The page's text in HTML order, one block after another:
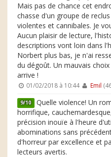
Mais pas de chance cet
chasse d'un groupe de
violentes et cannibales. Je
Aucun plaisir de lecture,
descriptions vont loin dans
Norbert plus bas, je n'ai
du dégoût. Un mauvais
arrive !
01/02/2018 à 10:44 Emil
9/10 Quelle violence! Un
horrifique,
précision inouïe à l'heure
abominations sans
d'horreur par excellence et
lecteurs avertis.